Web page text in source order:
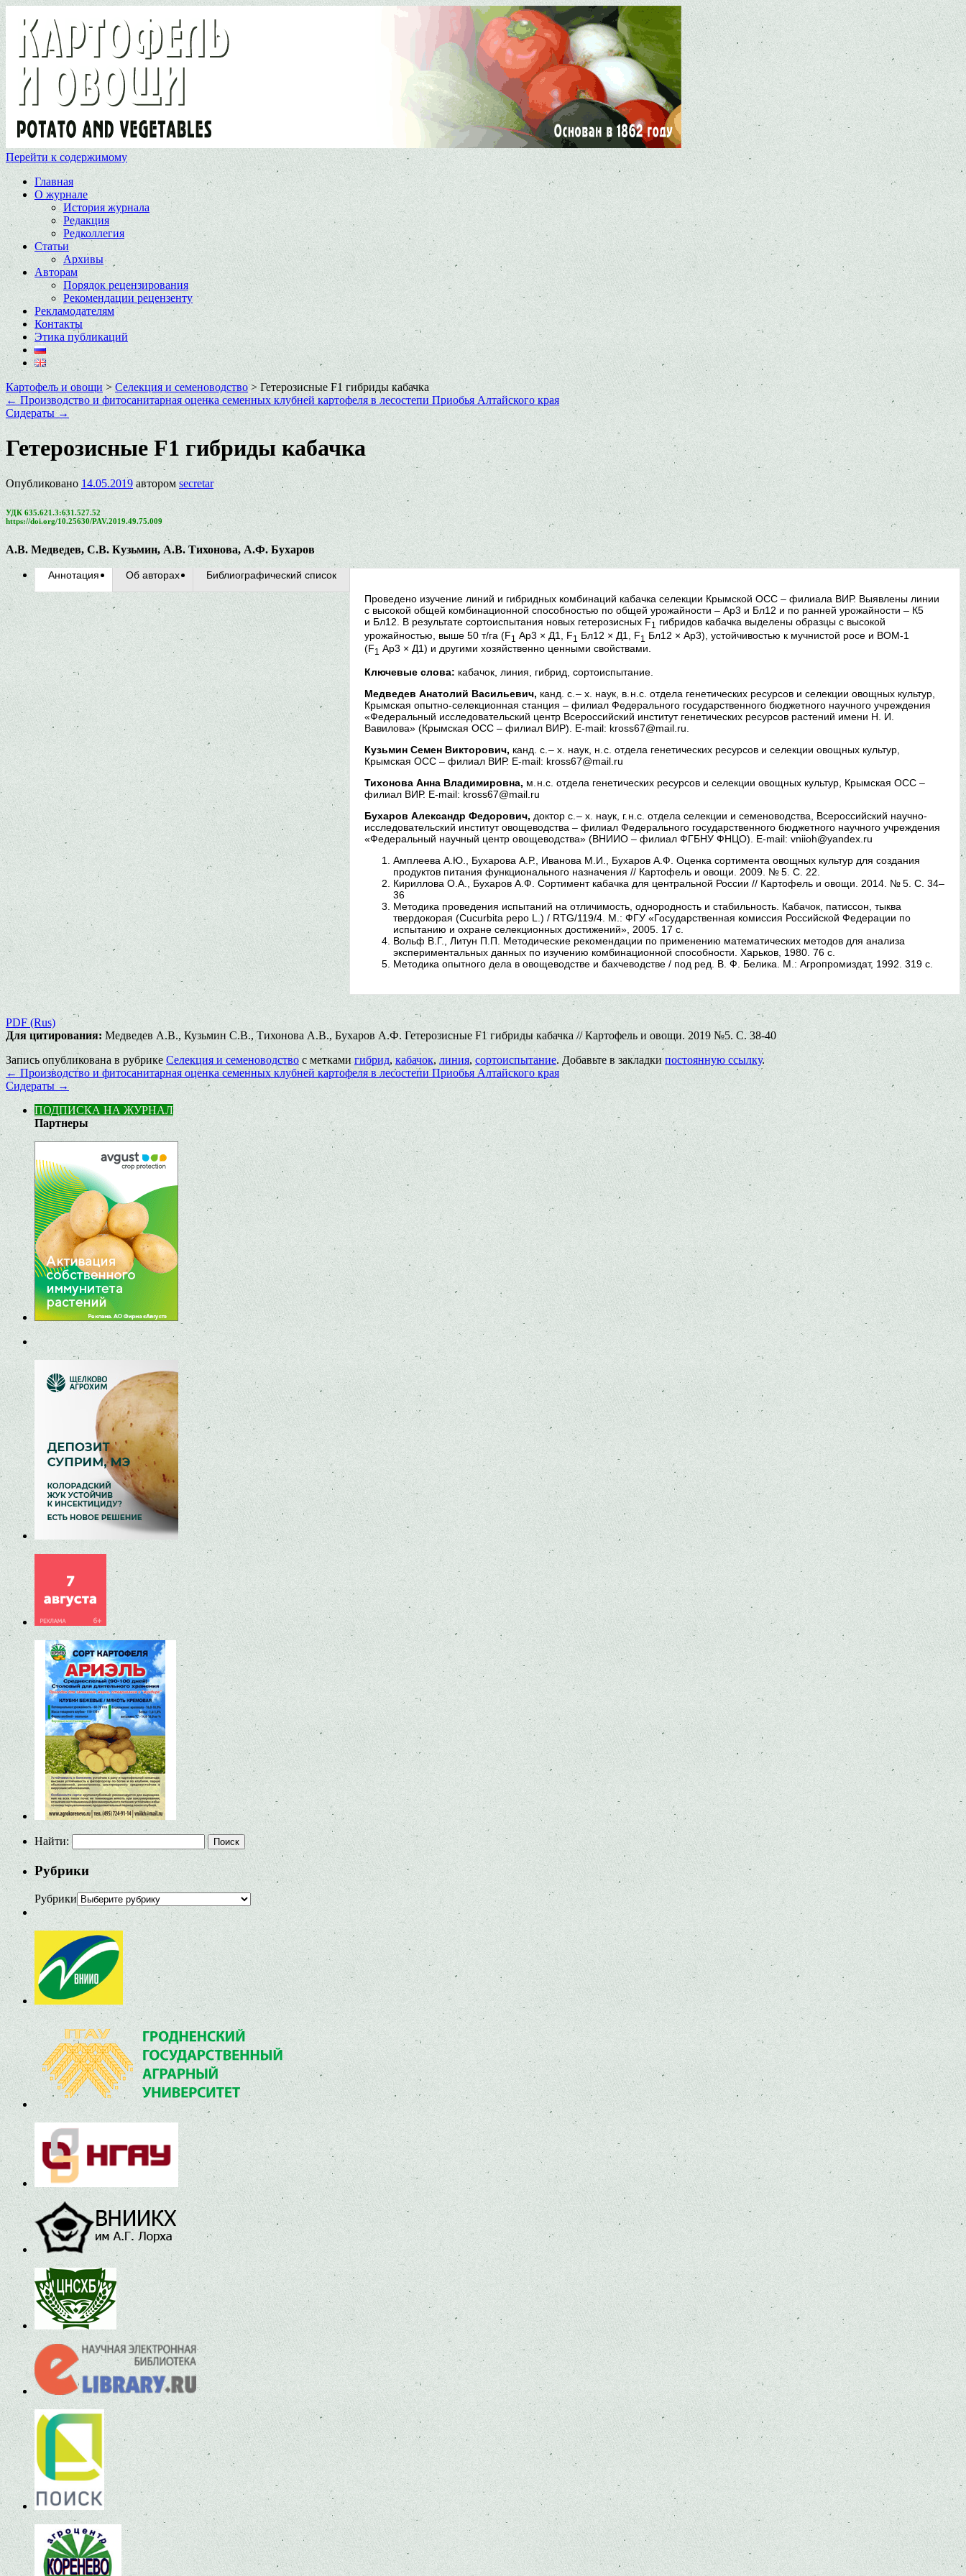
Перейти к содержимому
Главная
О журнале
История журнала
Редакция
Редколлегия
Статьи
Архивы
Авторам
Порядок рецензирования
Рекомендации рецензенту
Рекламодателям
Контакты
Этика публикаций
Картофель и овощи > Селекция и семеноводство> Гетерозисные F1 гибриды кабачка
← Производство и фитосанитарная оценка семенных клубней картофеля в лесостепи Приобья Алтайского края
Сидераты →
Гетерозисные F1 гибриды кабачка
Опубликовано 14.05.2019 автором secretar
УДК 635.621.3:631.527.52
https://doi.org/10.25630/PAV.2019.49.75.009
А.В. Медведев, С.В. Кузьмин, А.В. Тихонова, А.Ф. Бухаров
Аннотация Об авторах Библиографический список
Проведено изучение линий и гибридных комбинаций кабачка селекции Крымской ОСС – филиала ВИР. Выявлены линии
с высокой общей комбинационной способностью по общей урожайности – Ар3 и Бл12 и по ранней урожайности – К5
и Бл12. В результате сортоиспытания новых гетерозисных F1
гибридов кабачка выделены образцы с высокой
урожайностью, выше 50 т/га (F1 Ар3 × Д1, F1 Бл12 × Д1, F1
Бл12 × Ар3), устойчивостью к мучнистой росе и ВОМ-1
(F1 Ар3 × Д1) и другими хозяйственно ценными свойствами.
Ключевые слова: кабачок, линия, гибрид, сортоиспытание.
Медведев Анатолий Васильевич, канд. с. – х. наук, в. н.с. отдела генетических ресурсов и селекции овощных культур,
Крымская опытно-селекционная станция – филиал Федерального государственного бюджетного научного учреждения
«Федеральный исследовательский центр Всероссийский институт генетических ресурсов растений имени Н. И.
Вавилова» (Крымская ОСС – филиал ВИР). E-mail: kross67@mail.ru.
Кузьмин Семен Викторович, канд. с. – х. наук, н. с. отдела генетических ресурсов и селекции овощных культур,
Крымская ОСС – филиал ВИР. E-mail: kross67@mail.ru
Тихонова Анна Владимировна, м. н.с. отдела генетических ресурсов и селекции овощных культур, Крымская ОСС –
филиал ВИР. E-mail: kross67@mail.ru
Бухаров Александр Федорович, доктор с. – х. наук, г. н.с. отдела селекции и семеноводства, Всероссийский научно-
исследовательский институт овощеводства – филиал Федерального государственного бюджетного научного учреждения
«Федеральный научный центр овощеводства» (ВНИИО – филиал ФГБНУ ФНЦО). E-mail: vniioh@yandex.ru
Амплеева А.Ю., Бухарова А.Р., Иванова М.И., Бухаров А.Ф. Оценка сортимента овощных культур для создания
продуктов питания функционального назначения // Картофель и овощи. 2009. № 5. С. 22.
Кириллова О.А., Бухаров А.Ф. Сортимент кабачка для центральной России // Картофель и овощи. 2014. № 5. С. 34–
36
Методика проведения испытаний на отличимость, однородность и стабильность. Кабачок, патиссон, тыква
твердокорая (Cucurbita реро L.) / RTG/119/4. М.: ФГУ «Государственная комиссия Российской Федерации по
испытанию и охране селекционных достижений», 2005. 17 с.
Вольф В.Г., Литун П.П. Методические рекомендации по применению математических методов для анализа
экспериментальных данных по изучению комбинационной способности. Харьков, 1980. 76 с.
Методика опытного дела в овощеводстве и бахчеводстве / под ред. В. Ф. Белика. М.: Агропромиздат, 1992. 319 с.
PDF (Rus)
Для цитирования: Медведев А.В., Кузьмин С.В., Тихонова А.В., Бухаров А.Ф. Гетерозисные F1 гибриды кабачка // Картофель и овощи. 2019 №5. С. 38-40
Запись опубликована в рубрикеСелекция и семеноводствос меткамигибрид, кабачок, линия,сортоиспытание. Добавьте в закладкипостоянную ссылку.
←Производство и фитосанитарная оценка семенных клубней картофеля в лесостепи Приобья Алтайского края
Сидераты →
ПОДПИСКА НА ЖУРНАЛ
Партнеры
Найти:
Рубрики
Рубрики